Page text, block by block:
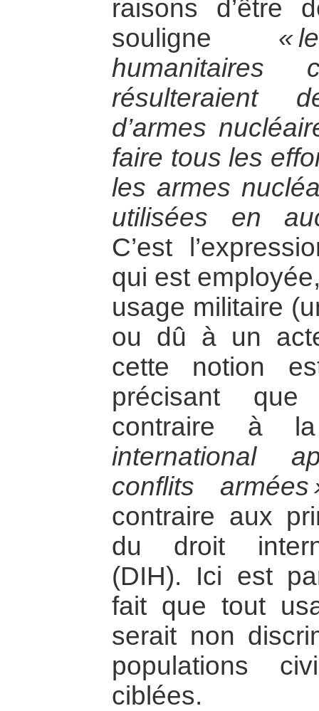
raisons d’être
souligne «
humanitaires
résulteraient
d’armes
faire tous les
les armes
utilisées en
C’est
qui est
usage militaire
ou dû à un
cette notion
précisant
contraire à
international
conflits armées
contraire aux
du droit
(DIH). Ici est
fait que tout
serait non
populations
ciblées.